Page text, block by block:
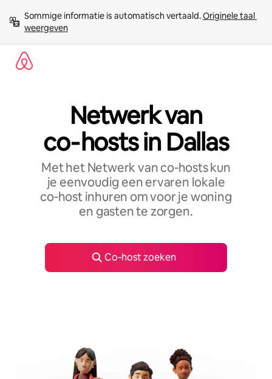
direct
naar
inhoud
Sommige informatie is automatisch vertaald. Originele taal
weergeven
Netwerk van
co‑hosts in Dallas
Met het Netwerk van co‑hosts kun
je eenvoudig een ervaren lokale
co‑host inhuren om voor je woning
en gasten te zorgen.
Co‑host zoeken